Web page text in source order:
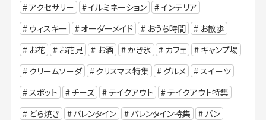
アクセサリー
イルミネーション
インテリア
ウィスキー
オーダーメイド おうち時間
お散歩
お花
お花見 お酒 かき氷 カフェ
キャンプ場
クリームソーダ
クリスマス特集 グルメ
スイーツ
スポット
チーズ テイクアウト
テイクアウト特集
どら焼き
バレンタイン バレンタイン特集
パン